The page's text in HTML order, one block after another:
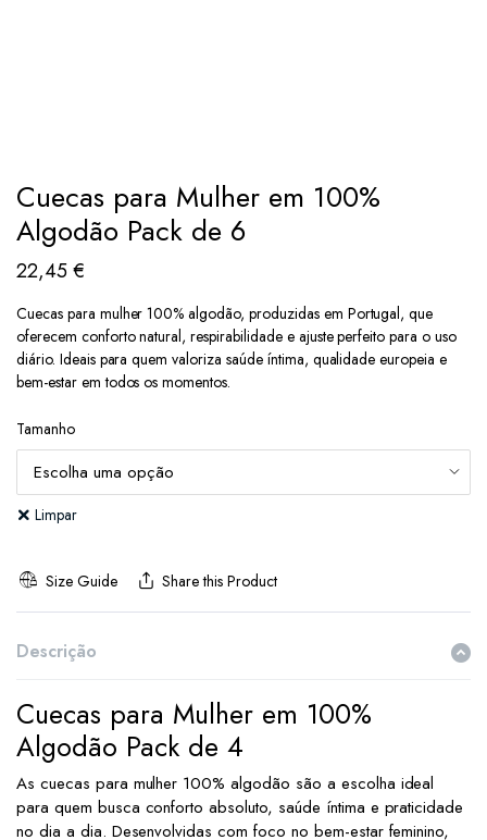
Cuecas para Mulher em 100%
Algodão Pack de 6
22,45€
Cuecas para mulher 100% algodão, produzidas em Portugal, que
oferecem conforto natural, respirabilidade e ajuste perfeito para o uso
diário. Ideais para quem valoriza saúde íntima, qualidade europeia e
bem-estar em todos os momentos.
Tamanho
Limpar
Size Guide Share this Product
Descrição
Cuecas para Mulher em 100%
Algodão Pack de 4
As cuecas para mulher 100% algodão são a escolha ideal
para quem busca conforto absoluto, saúde íntima e praticidade
no dia a dia. Desenvolvidas com foco no bem-estar feminino,